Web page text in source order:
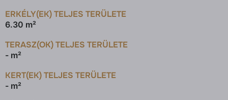
ERKÉLY(EK) TELJES TERÜLETE
6.30 m²
TERASZ(OK) TELJES TERÜLETE
- m²
KERT(EK) TELJES TERÜLETE
- m²